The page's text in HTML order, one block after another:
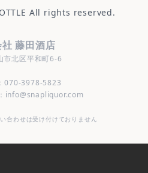
All rights reserved.
藤田酒店
市北区平和町6-6
070-3978-5823
info@snapliquor.com
合わせは受け付けておりません